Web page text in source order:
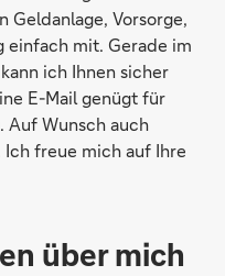
Geldanlage, Vorsorge,
einfach mit. Gerade im
ich Ihnen sicher
E-Mail genügt für
Auf Wunsch auch
freue mich auf Ihre
über mich